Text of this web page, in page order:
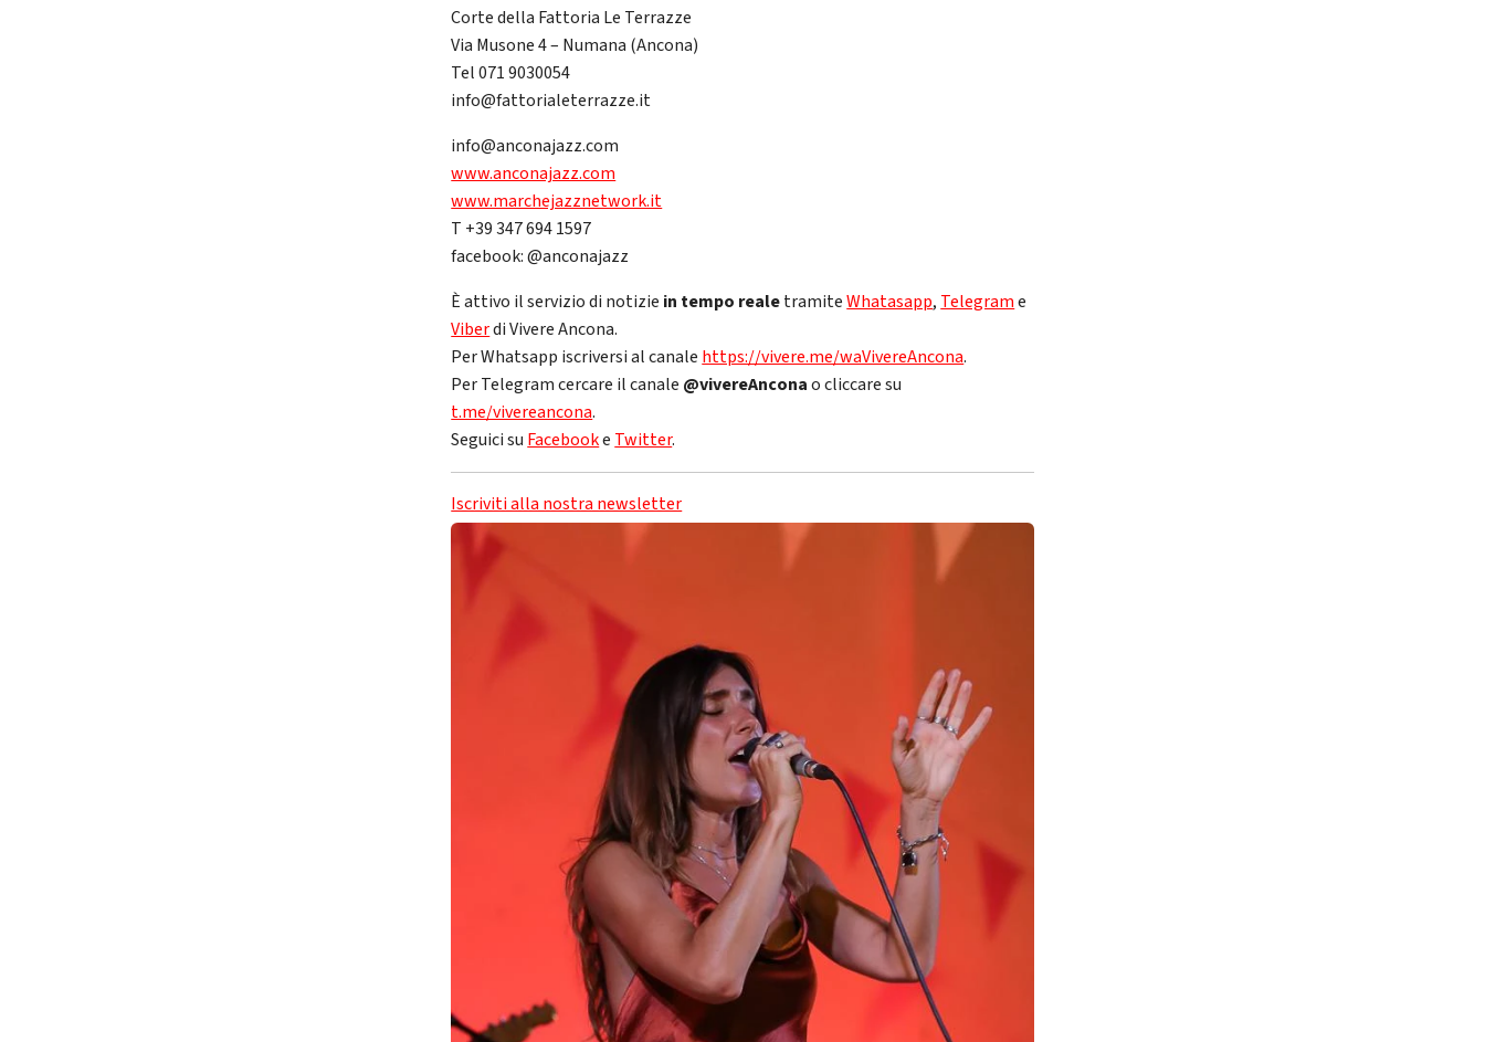
Corte della Fattoria Le Terrazze
Via Musone 4 – Numana (Ancona)
Tel 071 9030054
info@fattorialeterrazze.it
info@anconajazz.com
www.anconajazz.com
www.marchejazznetwork.it
T +39 347 694 1597
facebook: @anconajazz
È attivo il servizio di notizie in tempo realetramiteWhatasapp, Telegrame
Viberdi Vivere Ancona.
Per Whatsapp iscriversi al canale https://vivere.me/waVivereAncona.
Per Telegram cercare il canale @vivereAnconao cliccare su
t.me/vivereancona.
Seguici su Facebooke Twitter.
Iscriviti alla nostra newsletter